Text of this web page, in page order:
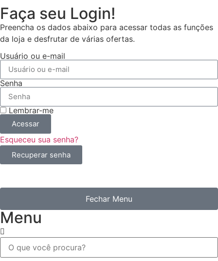
Faça seu Login!
Preencha os dados abaixo para acessar todas as funções
da loja e desfrutar de várias ofertas.
Usuário ou e-mail
Senha
Lembrar-me
Acessar
Esqueceu sua senha?
Recuperar senha
Fechar Menu
Menu